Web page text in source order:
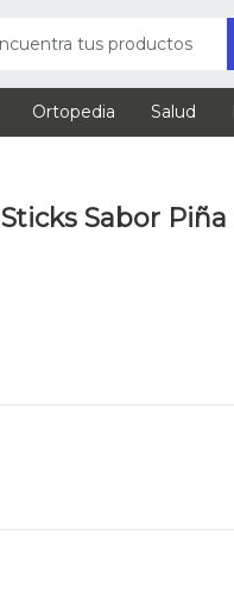
Ortopedia Salud
Sabor Piña